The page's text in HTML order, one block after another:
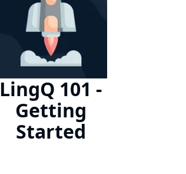
LingQ 101 -
Getting
Started